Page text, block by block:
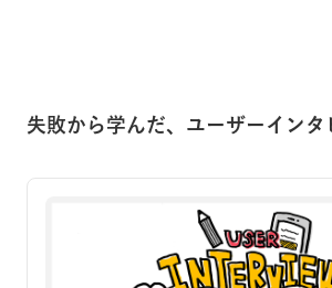
失敗から学んだ、ユーザーインタ